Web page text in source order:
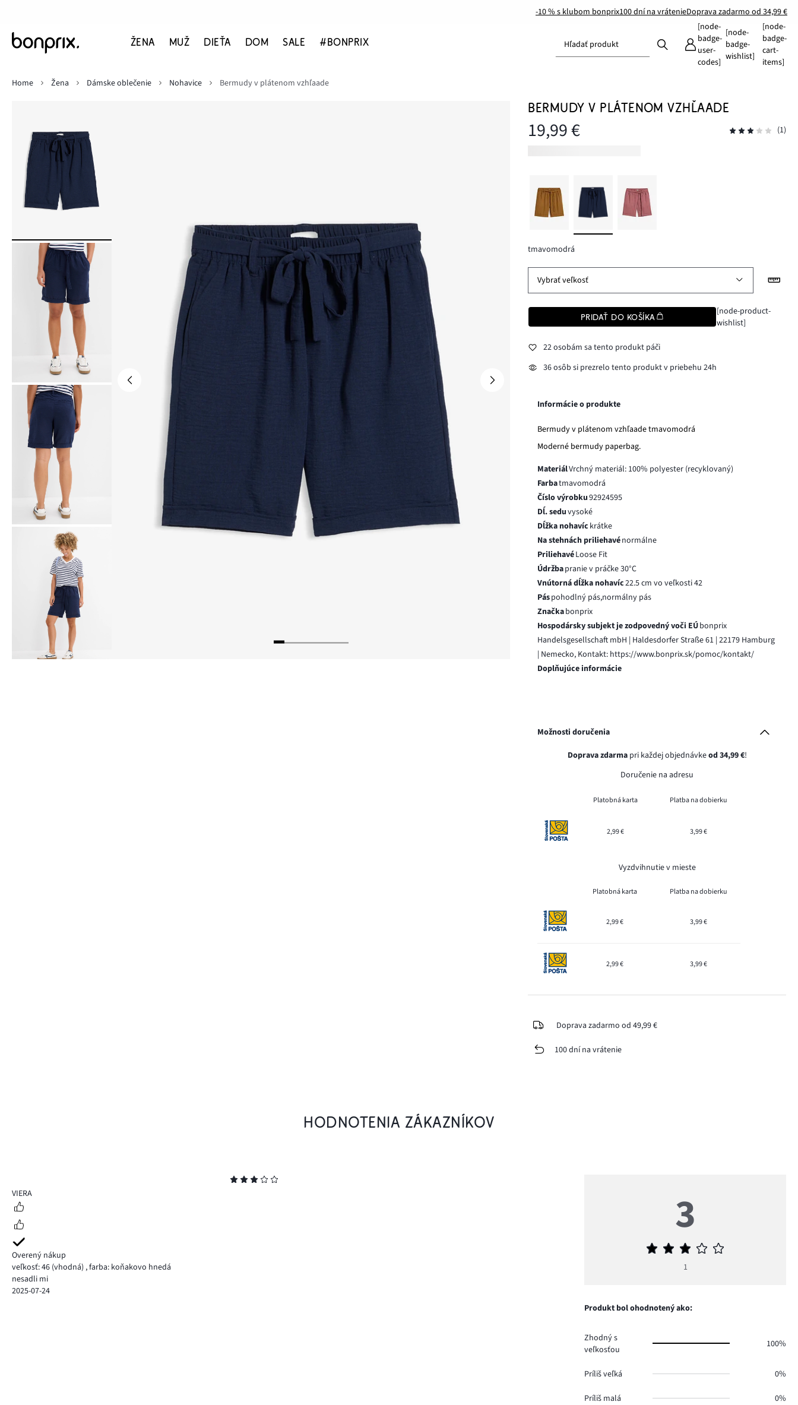
-10 % s klubom bonprix100 dní na vrátenieDoprava zadarmo od 34,99 €
ŽENA MUŽ DIEŤA DOM SALE #BONPRIX Hľadať produkt
[node-
badge-
user-
codes]
[node-
badge-
wishlist]
[node-
badge-
cart-
items]
Home
Žena Dámske oblečenie Nohavice Bermudy v plátenom vzhľaade
BERMUDY V PLÁTENOM VZHĽAADE
19,99 € (1)
tmavomodrá
Vybrať veľkosť
PRIDAŤ DO KOŠÍKA
[node-product-
wishlist]
22 osobám sa tento produkt páči
36 osôb si prezrelo tento produkt v priebehu 24h
Informácie o produkte
Bermudy v plátenom vzhľaade tmavomodrá
Moderné bermudy paperbag.
MateriálVrchný materiál: 100% polyester (recyklovaný)
Farbatmavomodrá
Číslo výrobku92924595
Dĺ. seduvysoké
Dĺžka nohavíc krátke
Na stehnách priliehavénormálne
PriliehavéLoose Fit
Údržbapranie v práčke 30°C
Vnútorná dĺžka nohavíc22.5 cm vo veľkosti 42
Páspohodlný pás,normálny pás
Značkabonprix
Hospodársky subjekt je zodpovedný voči EÚbonprix
Handelsgesellschaft mbH | Haldesdorfer Straße 61 | 22179 Hamburg
| Nemecko, Kontakt: https://www.bonprix.sk/pomoc/kontakt/
Doplňujúce informácie
Možnosti doručenia
Doprava zdarmapri každej objednávkeod 34,99 €!
Doručenie na adresu
Platobná karta Platba na dobierku
2,99 € 3,99 €
Vyzdvihnutie v mieste
Platobná karta Platba na dobierku
2,99 € 3,99 €
2,99 € 3,99 €
Doprava zadarmo od 49,99 €
100 dní na vrátenie
HODNOTENIA ZÁKAZNÍKOV
3
VIERA
Overený nákup
veľkosť: 46 (vhodná) ,farba: koňakovo hnedá
nesadli mi
2025-07-24
3
Priemerné
3
1
Produkt bol ohodnotený ako:
Zhodný s
veľkosťou
100%
Príliš veľká 0%
Príliš malá 0%